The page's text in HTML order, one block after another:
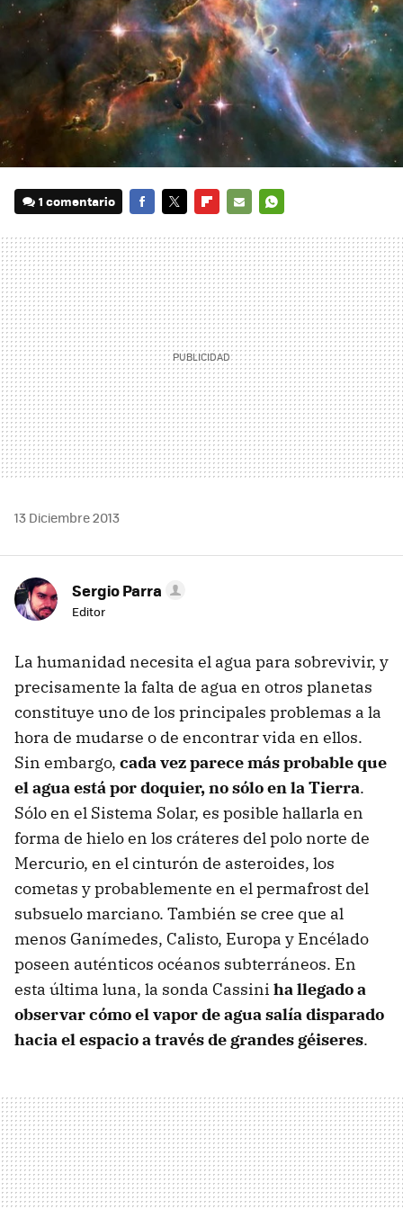
1 comentario
MAIL
13 Diciembre 2013
Sergio Parra
Editor
La humanidad necesita el agua para sobrevivir, y
precisamente la falta de agua en otros planetas
constituye uno de los principales problemas a la
hora de mudarse o de encontrar vida en ellos.
Sin embargo, cada vez parece más probable que
el agua está por doquier, no sólo en la Tierra.
Sólo en el Sistema Solar, es posible hallarla en
forma de hielo en los cráteres del polo norte de
Mercurio, en el cinturón de asteroides, los
cometas y probablemente en el permafrost del
subsuelo marciano. También se cree que al
menos Ganímedes, Calisto, Europa y Encélado
poseen auténticos océanos subterráneos. En
esta última luna, la sonda Cassini ha llegado a
observar cómo el vapor de agua salía disparado
hacia el espacio a través de grandes géiseres.